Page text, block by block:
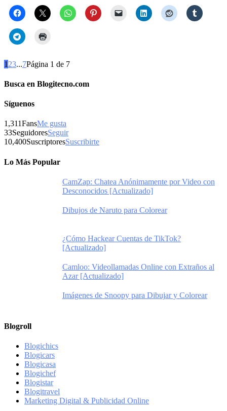
1 23...7Página 1 de 7
Busca en Blogitecno.com
Síguenos
1,311FansMe gusta
33SeguidoresSeguir
10,400SuscriptoresSuscribirte
Lo Más Popular
CamZap: Chatea Anónimamente por Video con
Desconocidos [Actualizado]
Dibujos de Naruto para Colorear
¿Cómo Hackear Cuentas de TikTok?
[Actualizado]
Camloo: Videollamadas Online con Extraños al
Azar [Actualizado]
Imágenes de Snoopy para Dibujar y Colorear
Blogroll
Blogichics
Blogicars
Blogicasa
Blogichef
Blogistar
Blogitravel
Marketing Digital & Publicidad Online